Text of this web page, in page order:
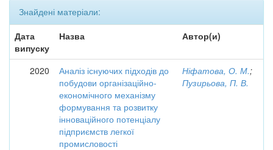
Знайдені матеріали:
Дата
випуску
Назва Автор(и)
2020
Аналіз існуючих підходів до
побудови організаційно-
економічного механізму
формування та розвитку
інноваційного потенціалу
підприємств легкої
промисловості
Ніфатова, О. М.;
Пузирьова, П. В.